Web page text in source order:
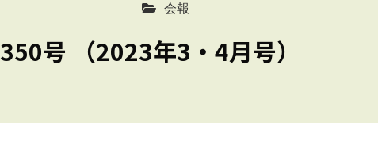
会報
350号 （2023年3・4月号）